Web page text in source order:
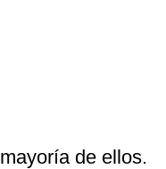
de ellos.